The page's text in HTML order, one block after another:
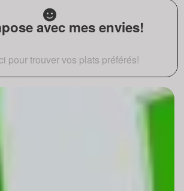
avec mes envies!
pour trouver vos plats préférés!